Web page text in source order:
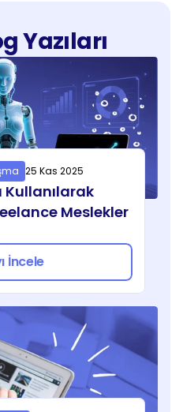
Yazıları
25 Kas 2025
Kullanılarak
Meslekler
İncele